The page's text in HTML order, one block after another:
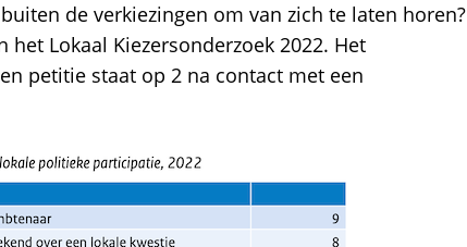
de verkiezingen om van zich te laten horen?
het Lokaal Kiezersonderzoek 2022. Het
petitie staat op 2 na contact met een